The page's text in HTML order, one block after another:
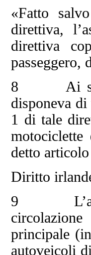
«Fatto
direttiva,
direttiva
passeggero,
8 Ai sensi
disponeva
1 di tale
detto
Diritto
9
principale
autoveicoli